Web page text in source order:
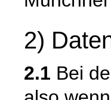
2)
2.1 Bei